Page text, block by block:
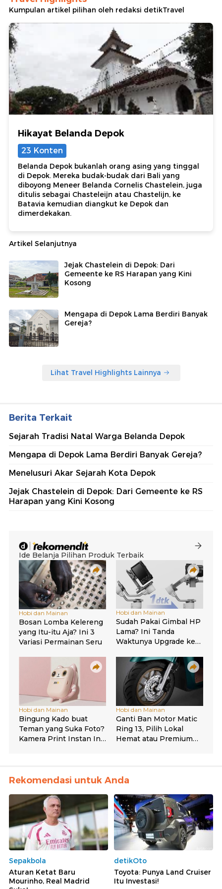
Kumpulan artikel pilihan oleh redaksi detikTravel
Hikayat Belanda Depok
23 Konten
Belanda Depok bukanlah orang asing yang tinggal
di Depok. Mereka budak-budak dari Bali yang
diboyong Meneer Belanda Cornelis Chastelein, juga
ditulis sebagai Chasteleijn atau Chastelijn, ke
Batavia kemudian diangkut ke Depok dan
dimerdekakan.
Artikel Selanjutnya
Jejak Chastelein di Depok: Dari
Gemeente ke RS Harapan yang Kini
Kosong
Mengapa di Depok Lama Berdiri Banyak
Gereja?
Lihat Travel Highlights Lainnya
Berita Terkait
Sejarah Tradisi Natal Warga Belanda Depok
Mengapa di Depok Lama Berdiri Banyak Gereja?
Menelusuri Akar Sejarah Kota Depok
Jejak Chastelein di Depok: Dari Gemeente ke RS
Harapan yang Kini Kosong
Rekomendasi untuk Anda
Sepakbola
Aturan Ketat Baru
Mourinho, Real Madrid
detikOto
Toyota: Punya Land Cruiser
Itu Investasi!